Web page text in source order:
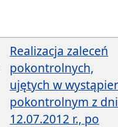
Realizacja zaleceń
pokontrolnych,
ujętych w
pokontrolnym z
12.07.2012 r., po